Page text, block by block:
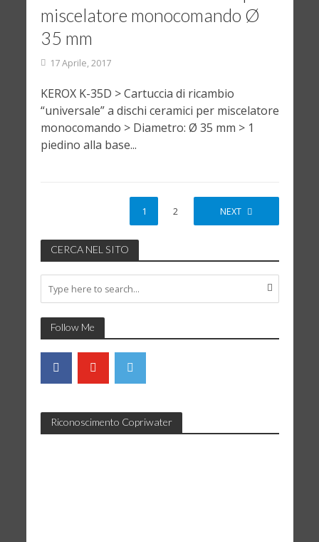
miscelatore monocomando Ø
35 mm
17 Aprile, 2017
KEROX K-35D > Cartuccia di ricambio
“universale” a dischi ceramici per miscelatore
monocomando > Diametro: Ø 35 mm > 1
piedino alla base...
1 2 NEXT
CERCA NEL SITO
Follow Me
Riconoscimento Copriwater